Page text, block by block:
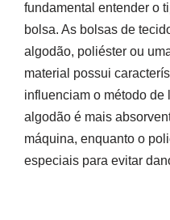
fundamental entender o
bolsa. As bolsas de
algodão, poliéster ou
material possui
influenciam o método de
algodão é mais
máquina, enquanto o
especiais para evitar